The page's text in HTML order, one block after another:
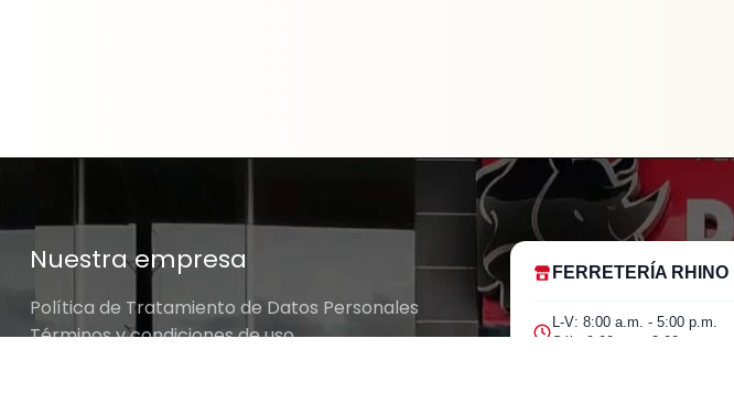
Nuestra empresa
Política de Tratamiento de Datos Personales
Términos y condiciones de uso
FERRETERÍA RHINO
L-V: 8:00 a.m. - 5:00 p.m.
Sáb: 9:00 am - 2:00 pm